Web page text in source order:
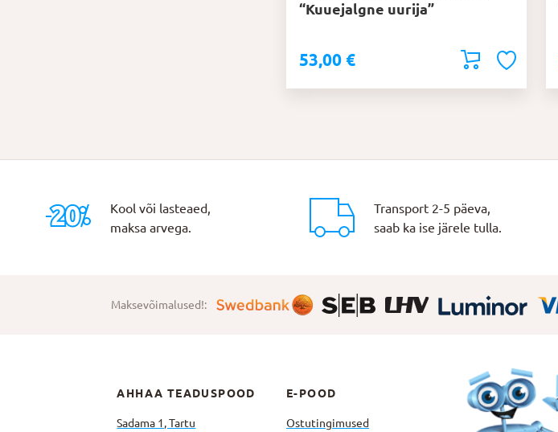
“Kuuejalgne uurija”
53,00 €
Kool või lasteaed,
maksa arvega.
Transport 2-5 päeva,
saab ka ise järele tulla.
Maksevõimalused!:
AHHAA TEADUSPOOD
Sadama 1, Tartu
E-POOD
Ostutingimused